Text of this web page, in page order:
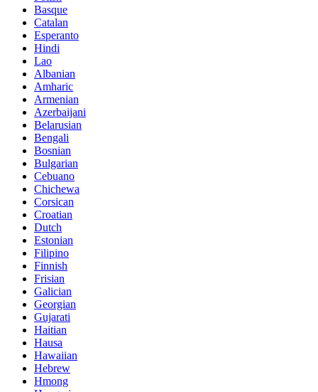
Basque
Catalan
Esperanto
Hindi
Lao
Albanian
Amharic
Armenian
Azerbaijani
Belarusian
Bengali
Bosnian
Bulgarian
Cebuano
Chichewa
Corsican
Croatian
Dutch
Estonian
Filipino
Finnish
Frisian
Galician
Georgian
Gujarati
Haitian
Hausa
Hawaiian
Hebrew
Hmong